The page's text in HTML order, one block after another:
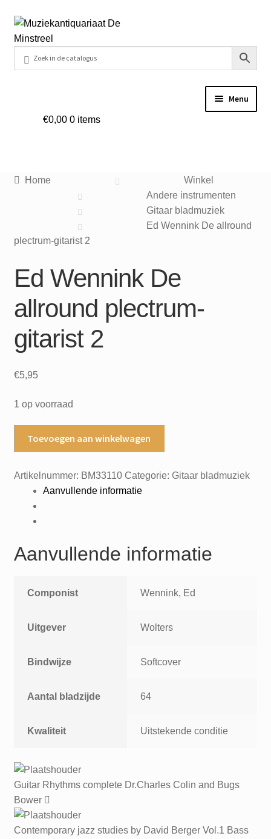
Ga
door
navigatie
Ga
naar
inhoud
Menu
Veel gestelde vragen
€0,00 0 items
Home
Winkel
Andere instrumenten
Gitaar bladmuziek
Ed Wennink De allround
plectrum-gitarist 2
Ed Wennink De
allround plectrum-
gitarist 2
€5,95
1 op voorraad
allround
plectrum-
gitarist
Toevoegen aan winkelwagen
Artikelnummer: BM33110 Categorie: Gitaar bladmuziek
Aanvullende informatie
Aanvullende informatie
Componist Wennink, Ed
Uitgever Wolters
Bindwijze Softcover
Aantal bladzijde 64
Kwaliteit Uitstekende conditie
Guitar Rhythms complete Dr.Charles Colin and Bugs
Bower
Contemporary jazz studies by David Berger Vol.1 Bass